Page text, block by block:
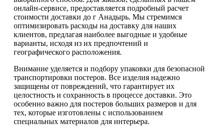
онлайн-сервисе, предоставляется подробный расчет
стоимости доставки до г Анадырь. Мы стремимся
оптимизировать расходы на доставку для наших
клиентов, предлагая наиболее выгодные и удобные
варианты, исходя из их предпочтений и
географического расположения.
Внимание уделяется и подбору упаковки для безопасной
транспортировки постеров. Все изделия надежно
защищены от повреждений, что гарантирует их
целостность и сохранность в процессе доставки. Это
особенно важно для постеров больших размеров и для
тех, которые изготовлены с использованием
специальных материалов для интерьера.